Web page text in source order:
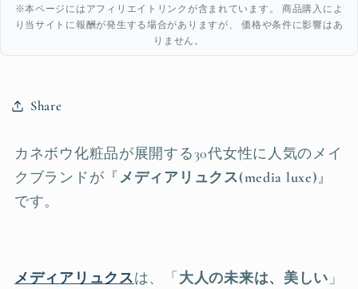
※本ページにはアフィリエイトリンクが含まれています。 商品購入によ
り当サイトに報酬が発生する場合がありますが、 価格や条件に影響はあ
りません。
Share
カネボウ化粧品が展開する30代女性に人気のメイ
クブランドが『メディアリュクス(media luxe)』
です。
メディアリュクスは、「 大人の未来は、美しい 」